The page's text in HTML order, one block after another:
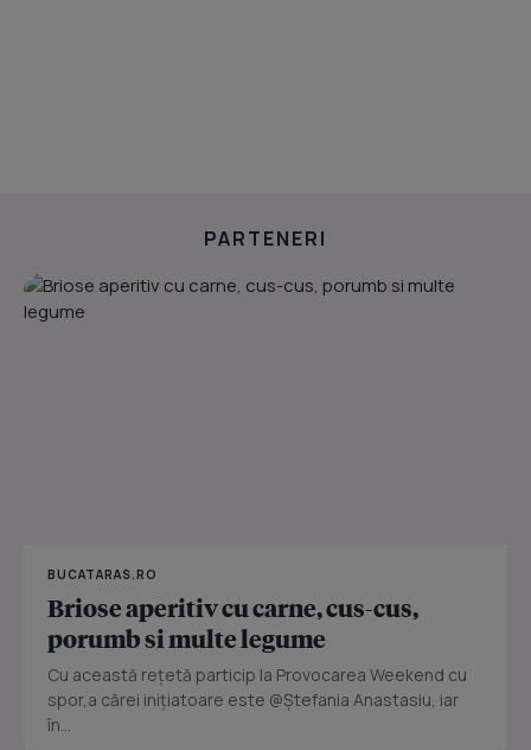
PARTENERI
BUCATARAS.RO
Briose aperitiv cu carne, cus-cus,
porumb si multe legume
Cu această rețetă particip la Provocarea Weekend cu
spor,a cărei inițiatoare este @Ștefania Anastasiu, iar
în...